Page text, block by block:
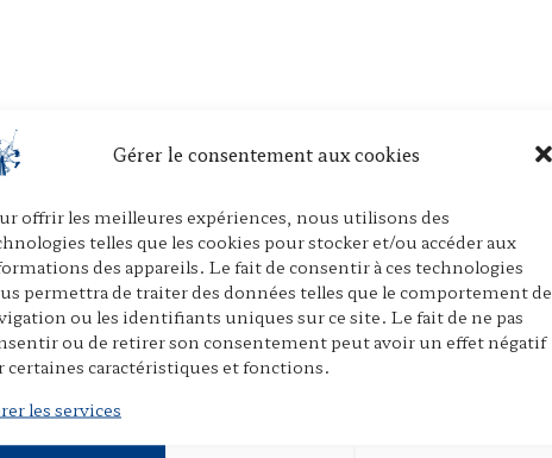
Gérer le consentement aux cookies
offrir les meilleures expériences, nous utilisons des
telles que les cookies pour stocker et/ou accéder aux
des appareils. Le fait de consentir à ces technologies
permettra de traiter des données telles que le comportement de
ou les identifiants uniques sur ce site. Le fait de ne pas
ou de retirer son consentement peut avoir un effet négatif
certaines caractéristiques et fonctions.
les services